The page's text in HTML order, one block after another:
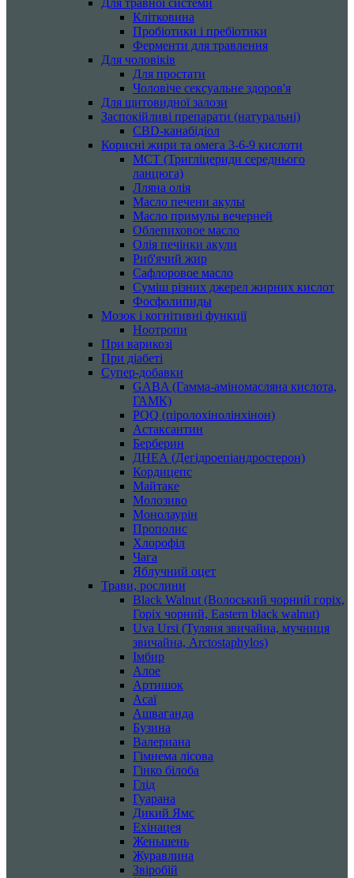
Клітковина
Пробіотики і пребіотики
Ферменти для травлення
Для чоловіків
Для простати
Чоловіче сексуальне здоров'я
Для щитовидної залози
Заспокійливі препарати (натуральні)
CBD-канабідіол
Корисні жири та омега 3-6-9 кислоти
MCT (Тригліцериди середнього
ланцюга)
Лляна олія
Масло печени акулы
Масло примулы вечерней
Облепиховое масло
Олія печінки акули
Риб'ячий жир
Сафлоровое масло
Суміш різних джерел жирних кислот
Фосфолипиды
Мозок і когнітивні функції
Ноотропи
При варикозі
При діабеті
Супер-добавки
GABA (Гамма-аміномасляна кислота,
ГАМК)
PQQ (піролохінолінхінон)
Астаксантин
Берберин
ДНЕА (Дегідроепіандростерон)
Кордицепс
Майтаке
Молозиво
Монолаурін
Прополис
Хлорофіл
Чага
Яблучний оцет
Трави, рослини
Black Walnut (Волоський чорний горіх,
Горіх чорний, Eastern black walnut)
Uva Ursi (Туляня звичайна, мучниця
звичайна, Arctostaphylos)
Імбир
Алое
Артишок
Асаї
Ашваганда
Бузина
Валериана
Гімнема лісова
Гінко білоба
Глід
Гуарана
Дикий Ямс
Ехінацея
Женьшень
Журавлина
Звіробій